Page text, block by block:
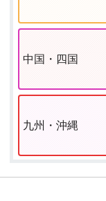
中国・四国
九州・沖縄